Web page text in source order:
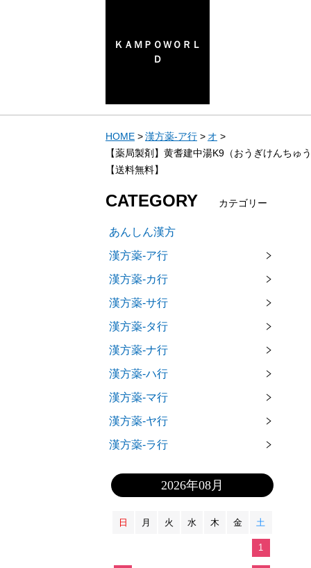
ＫＡＭＰＯＷＯＲＬ
Ｄ
HOME 漢方薬-ア行
オ
【薬局製剤】黄耆建中湯K9（おうぎけんち
【送料無料】
CATEGORY カテゴリー
あんしん漢方
漢方薬-ア行
漢方薬-カ行
漢方薬-サ行
漢方薬-タ行
漢方薬-ナ行
漢方薬-ハ行
漢方薬-マ行
漢方薬-ヤ行
漢方薬-ラ行
2026年08月
日 月 火 水 木 金 土
1